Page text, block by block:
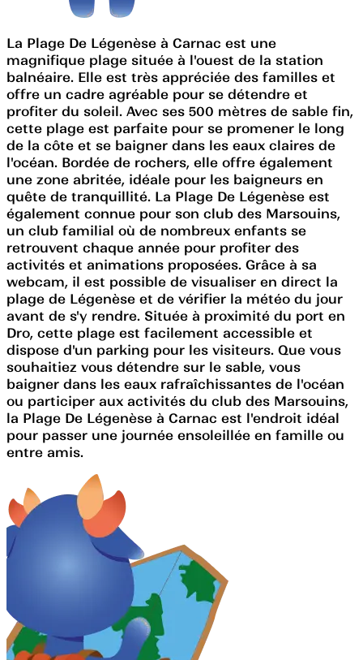
La Plage De Légenèse à Carnac est une
magnifique plage située à l'ouest de la station
balnéaire. Elle est très appréciée des familles et
offre un cadre agréable pour se détendre et
profiter du soleil. Avec ses 500 mètres de sable fin,
cette plage est parfaite pour se promener le long
de la côte et se baigner dans les eaux claires de
l'océan. Bordée de rochers, elle offre également
une zone abritée, idéale pour les baigneurs en
quête de tranquillité. La Plage De Légenèse est
également connue pour son club des Marsouins,
un club familial où de nombreux enfants se
retrouvent chaque année pour profiter des
activités et animations proposées. Grâce à sa
webcam, il est possible de visualiser en direct la
plage de Légenèse et de vérifier la météo du jour
avant de s'y rendre. Située à proximité du port en
Dro, cette plage est facilement accessible et
dispose d'un parking pour les visiteurs. Que vous
souhaitiez vous détendre sur le sable, vous
baigner dans les eaux rafraîchissantes de l'océan
ou participer aux activités du club des Marsouins,
la Plage De Légenèse à Carnac est l'endroit idéal
pour passer une journée ensoleillée en famille ou
entre amis.